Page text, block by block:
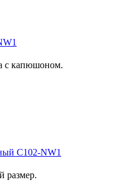
с капюшоном.
C102-NW1
размер.